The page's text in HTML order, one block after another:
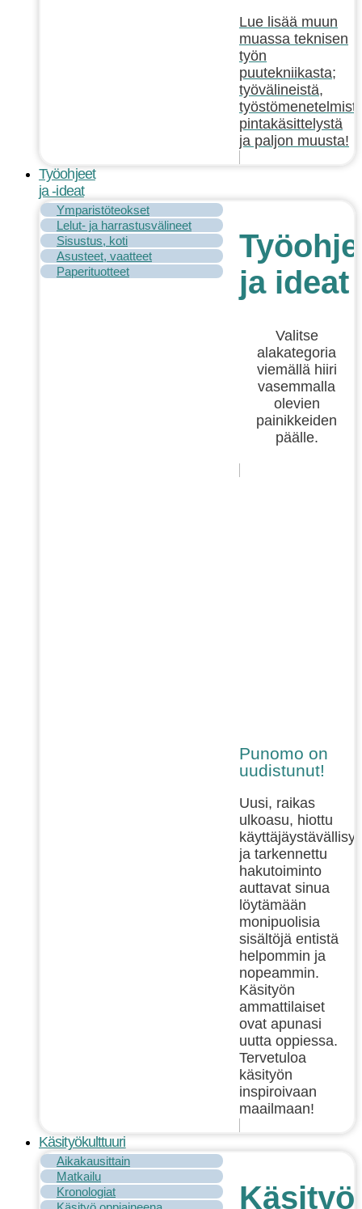
Lue lisää muun
muassa teknisen
työn
puutekniikasta;
työvälineistä,
pintakäsittelystä
ja paljon muusta!
Työohjeet
ja -ideat
Ymparistöteokset
Lelut- ja harrastusvälineet
Sisustus, koti
Asusteet, vaatteet
Paperituotteet
ja ideat
Valitse
alakategoria
viemällä hiiri
vasemmalla
olevien
painikkeiden
päälle.
Punomo on
uudistunut!
Uusi, raikas
ulkoasu, hiottu
ja tarkennettu
hakutoiminto
auttavat sinua
löytämään
monipuolisia
sisältöjä entistä
helpommin ja
nopeammin.
Käsityön
ammattilaiset
ovat apunasi
uutta oppiessa.
Tervetuloa
käsityön
inspiroivaan
maailmaan!
Käsityökulttuuri
Aikakausittain
Matkailu
Kronologiat